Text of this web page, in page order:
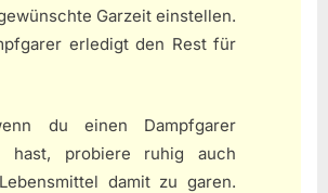
Garzeit einstellen.
erledigt den Rest für
du einen Dampfgarer
hast, probiere ruhig auch
damit zu garen.